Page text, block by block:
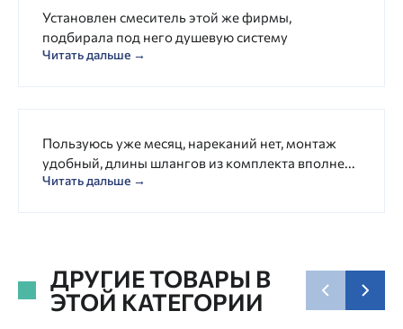
Установлен смеситель этой же фирмы,
подбирала под него душевую систему
Читать дальше →
Пользуюсь уже месяц, нареканий нет, монтаж
удобный, длины шлангов из комплекта вполне...
Читать дальше →
ДРУГИЕ ТОВАРЫ В
ЭТОЙ КАТЕГОРИИ